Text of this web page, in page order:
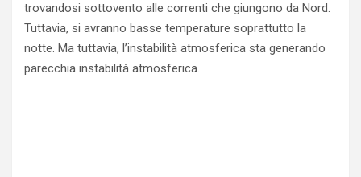
trovandosi sottovento alle correnti che giungono da Nord.
Tuttavia, si avranno basse temperature soprattutto la
notte. Ma tuttavia, l’instabilità atmosferica sta generando
parecchia instabilità atmosferica.